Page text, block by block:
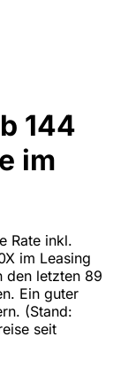
144
im
Rate inkl.
im Leasing
den letzten 89
Ein guter
(Stand:
seit